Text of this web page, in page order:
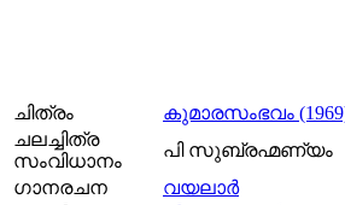
ചിത്രം
കുമാരസംഭവം
ചലച്ചിത്ര
സംവിധാനം
പി സുബ്രഹ്മണ്യം
ഗാനരചന
വയലാര്‍